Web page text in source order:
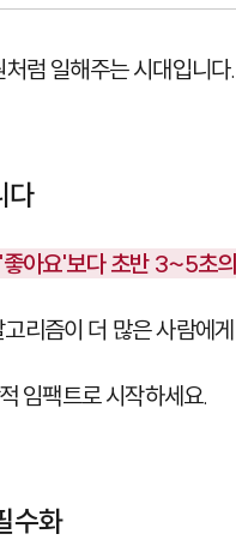
럼 일해주는 시대입니다.
다
'좋아요'보다 초반 3~5초
리즘이 더 많은 사람에
임팩트로 시작하세요.
수화